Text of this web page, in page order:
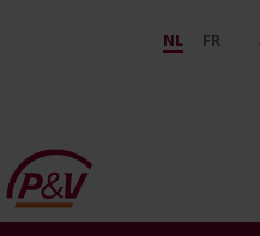
FAQ Oekraïne
NL FR